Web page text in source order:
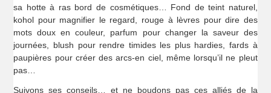
sa hotte à ras bord de cosmétiques… Fond de teint naturel,
kohol pour magnifier le regard, rouge à lèvres pour dire des
mots doux en couleur, parfum pour changer la saveur des
journées, blush pour rendre timides les plus hardies, fards à
paupières pour créer des arcs-en ciel, même lorsqu’il ne pleut
pas…
Suivons ses conseils… et ne boudons pas ces alliés de la